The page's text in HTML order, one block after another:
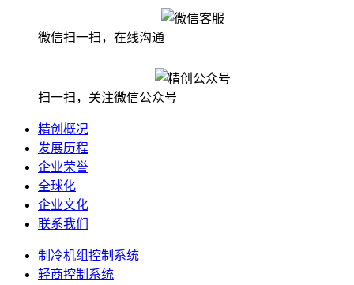
微信扫一扫，在线沟通
扫一扫，关注微信公众号
精创概况
发展历程
企业荣誉
全球化
企业文化
联系我们
制冷机组控制系统
轻商控制系统